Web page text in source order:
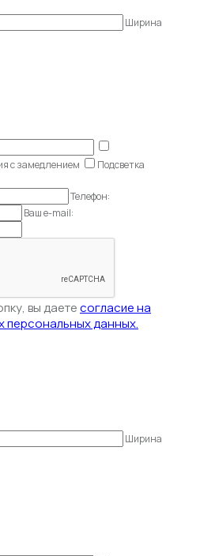
Ширина
с замедлением
Подсветка
Телефон:
Ваш e-mail:
вы даетесогласие на
персональных данных.
Ширина